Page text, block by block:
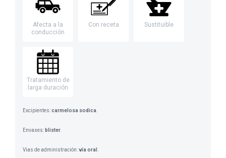
Afecta a la
conducción
Con receta Sustituible
Tratamiento de
larga duración
Excipientes:carmelosa sodica
Envases: blister
Vias de administración:vía oral